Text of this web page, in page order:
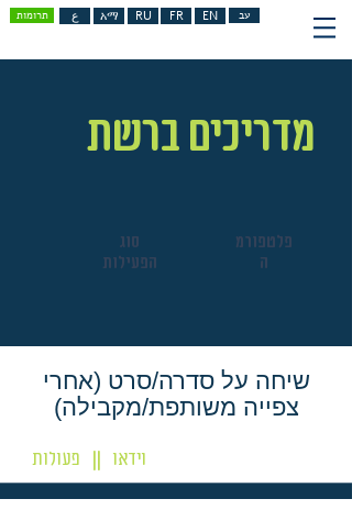
תרומות ع አማ RU FR EN עב
מדריכים ברשת
סוג
הפעילות
פלטפורמ
ה
שיחה על סדרה/סרט (אחרי
צפייה משותפת/מקבילה)
פעולות וידאו